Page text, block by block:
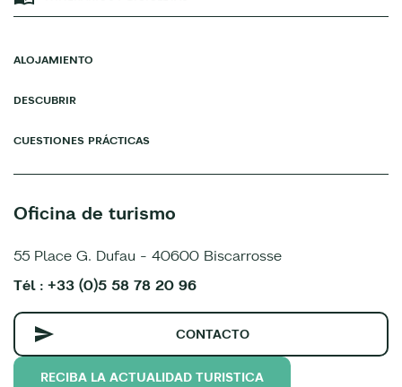
ALOJAMIENTO
DESCUBRIR
CUESTIONES PRÁCTICAS
Oficina de turismo
55 Place G. Dufau - 40600 Biscarrosse
Tél : +33 (0)5 58 78 20 96
CONTACTO
RECIBA LA ACTUALIDAD TURISTICA